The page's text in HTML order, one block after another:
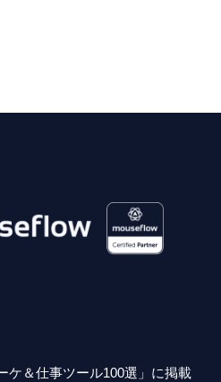
ケ＆仕事ツール100選」に掲載